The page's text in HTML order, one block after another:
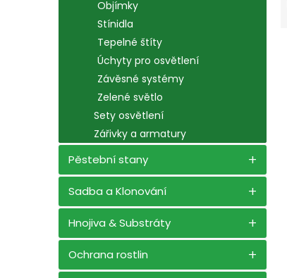
Objímky
Stínidla
Tepelné štíty
Úchyty pro osvětlení
Závěsné systémy
Zelené světlo
Sety osvětlení
Zářivky a armatury
Pěstební stany
Sadba a Klonování
Hnojiva & Substráty
Ochrana rostlin